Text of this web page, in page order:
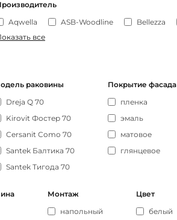
Aqwella
ASB-Woodline Bellezza
все
раковины
Dreja Q 70
Kirovit Фостер 70
Cersanit Como 70
Santek Балтика 70
Santek Тигода 70
Покрытие фасада
пленка
эмаль
матовое
глянцевое
Монтаж
напольный
Цвет
белый